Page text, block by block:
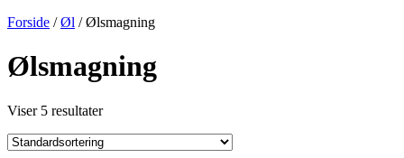
Forside /Øl / Ølsmagning
Ølsmagning
Viser 5 resultater